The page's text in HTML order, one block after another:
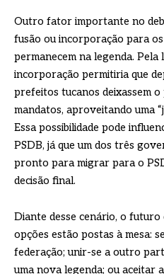
Outro fator importante no
fusão ou incorporação para
permanecem na legenda. Pela
incorporação permitiria que
prefeitos tucanos deixassem
mandatos, aproveitando uma
Essa possibilidade pode
PSDB, já que um dos três
pronto para migrar para o
decisão final.
Diante desse cenário, o futuro
opções estão postas à mesa:
federação; unir-se a outro
uma nova legenda; ou aceitar